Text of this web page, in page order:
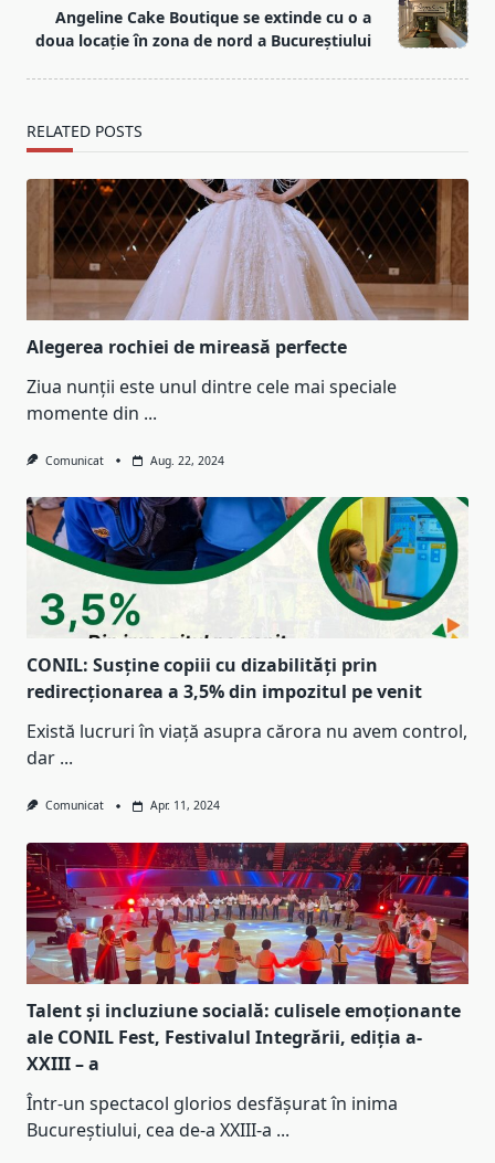
reader-
text">Page</span>
Angeline Cake Boutique se extinde cu o a
doua locație în zona de nord a Bucureștiului
RELATED POSTS
Alegerea rochiei de mireasă perfecte
Ziua nunții este unul dintre cele mai speciale
momente din ...
Comunicat Aug. 22, 2024
CONIL: Susține copiii cu dizabilități prin
redirecționarea a 3,5% din impozitul pe venit
Există lucruri în viață asupra cărora nu avem control,
dar ...
Comunicat Apr. 11, 2024
Talent și incluziune socială: culisele emoționante
ale CONIL Fest, Festivalul Integrării, ediția a-
XXIII – a
Într-un spectacol glorios desfășurat în inima
Bucureștiului, cea de-a XXIII-a ...